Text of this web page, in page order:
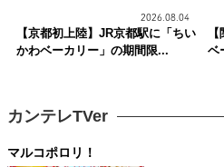
2026.08.04
【京都初上陸】JR京都駅に「ちい
かわベーカリー」の期間限...
ベ
カンテレTVer
マルコポロリ！